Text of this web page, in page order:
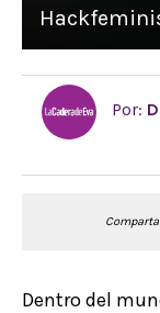
Por:
Dentro del